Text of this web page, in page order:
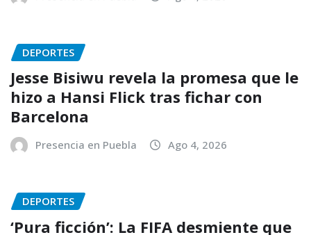
DEPORTES
Jesse Bisiwu revela la promesa que le
hizo a Hansi Flick tras fichar con
Barcelona
Presencia en Puebla Ago 4, 2026
DEPORTES
‘Pura ficción’: La FIFA desmiente que